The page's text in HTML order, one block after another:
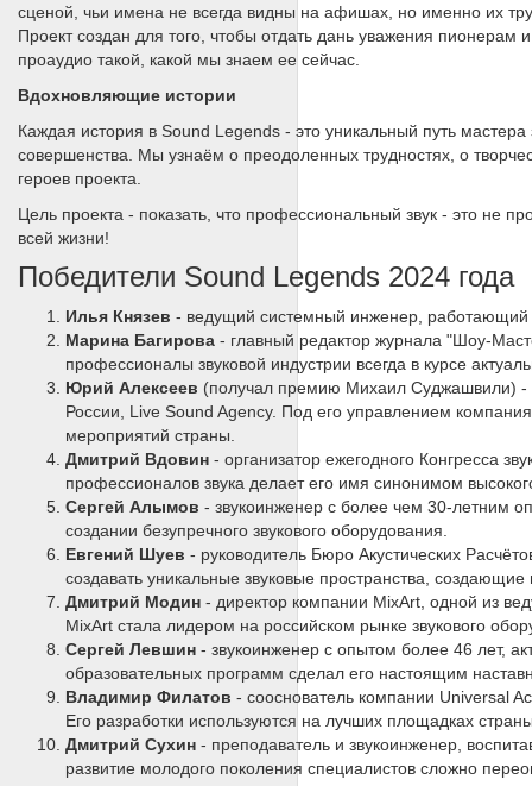
сценой, чьи имена не всегда видны на афишах, но именно их
Проект создан для того, чтобы отдать дань уважения
проаудио такой, какой мы знаем ее сейчас.
Вдохновляющие истории
Каждая история в Sound Legends - это уникальный путь
совершенства. Мы узнаём о преодоленных трудностях, о
героев проекта.
Цель проекта - показать, что профессиональный звук - это не
всей жизни!
Победители Sound Legends 2024 года
Илья Князев - ведущий системный инженер,
Марина Багирова - главный редактор журнала "Шоу-
профессионалы звуковой индустрии всегда в курсе
Юрий Алексеев (получал премию Михаил Суджашвили) -
России, Live Sound Agency. Под его управлением
мероприятий страны.
Дмитрий Вдовин - организатор ежегодного Конгресса
профессионалов звука делает его имя синонимом
Сергей Алымов - звукоинженер с более чем 30-летним
создании безупречного звукового оборудования.
Евгений Шуев - руководитель Бюро Акустических
создавать уникальные звуковые пространства,
Дмитрий Модин - директор компании MixArt, одной из
MixArt стала лидером на российском рынке звукового
Сергей Левшин - звукоинженер с опытом более 46 лет,
образовательных программ сделал его настоящим
Владимир Филатов - сооснователь компании Universal
Его разработки используются на лучших площадках
Дмитрий Сухин - преподаватель и звукоинженер,
развитие молодого поколения специалистов сложно